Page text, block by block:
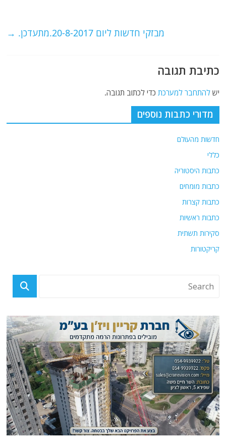
o
מבזקי חדשות ליום 20-8-2017.מתעדכן. →
כתיבת תגובה
ישלהתחבר למערכת כדי לכתוב תגובה.
מדורי כתבות נוספים
חדשות מהעולם
כללי
כתבות היסטוריה
כתבות מומחים
כתבות קצרות
כתבות ראשיות
סקירות תשתית
קריקטורות